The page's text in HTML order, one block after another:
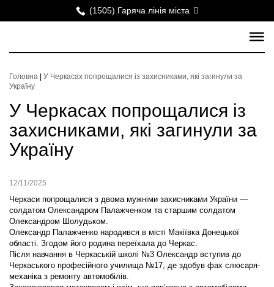
(1505) Гаряча лінія міста
Головна
У Черкасах попрощалися із захисниками, які загинули за
Україну
У Черкасах попрощалися із
захисниками, які загинули за
Україну
12/11/2025
Черкаси попрощалися з двома мужніми захисниками України —
солдатом Олександром Палажченком та старшим солдатом
Олександром Шолудьком.
Олександр Палажченко народився в місті Макіївка Донецької
області. Згодом його родина переїхала до Черкас.
Після навчання в Черкаській школі №3 Олександр вступив до
Черкаського професійного училища №17, де здобув фах слюсаря-
механіка з ремонту автомобілів.